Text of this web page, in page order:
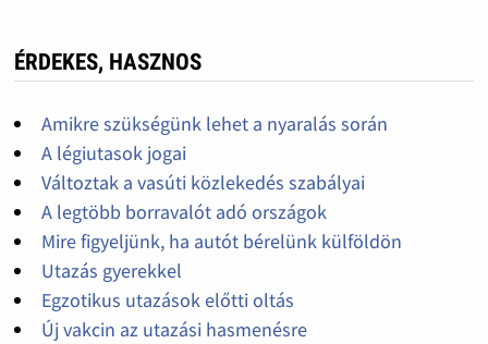
ÉRDEKES, HASZNOS
Amikre szükségünk lehet a nyaralás során
A légiutasok jogai
Változtak a vasúti közlekedés szabályai
A legtöbb borravalót adó országok
Mire figyeljünk, ha autót bérelünk külföldön
Utazás gyerekkel
Egzotikus utazások előtti oltás
Új vakcin az utazási hasmenésre